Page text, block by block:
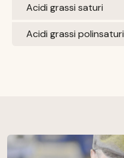
Acidi grassi saturi
Acidi grassi polinsaturi